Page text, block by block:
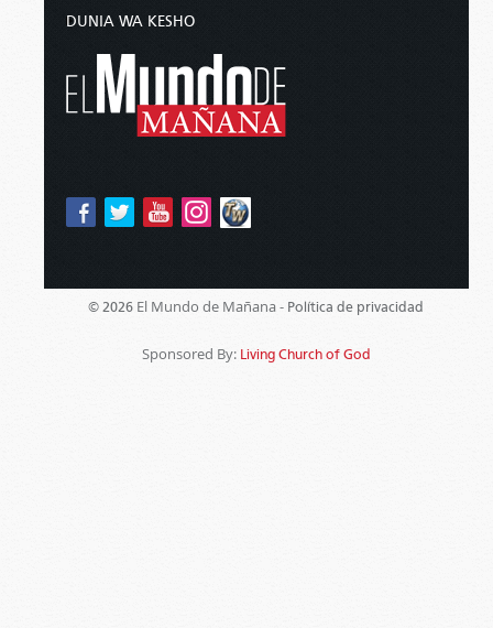
DUNIA WA KESHO
© 2026 El Mundo de Mañana - Política de privacidad
Sponsored By: Living Church of God